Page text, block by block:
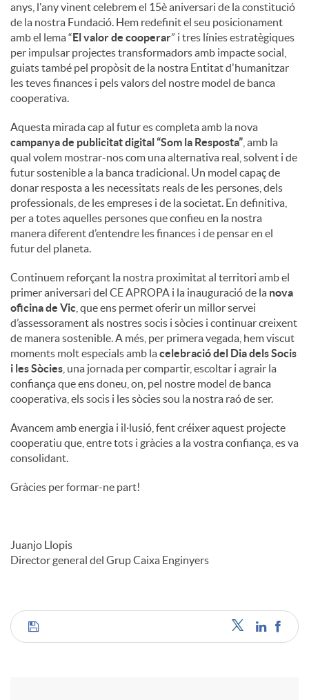
anys, l'any vinent celebrem el 15è aniversari de la constitució
de la nostra Fundació. Hem redefinit el seu posicionament
amb el lema “ El valor de cooperar” i tres línies estratègiques
per impulsar projectes transformadors amb impacte social,
guiats també pel propòsit de la nostra Entitat d'humanitzar
les teves finances i pels valors del nostre model de banca
cooperativa.
Aquesta mirada cap al futur es completa amb la nova
campanya de publicitat digital “Som la Resposta” , amb la
qual volem mostrar-nos com una alternativa real, solvent i de
futur sostenible a la banca tradicional. Un model capaç de
donar resposta a les necessitats reals de les persones, dels
professionals, de les empreses i de la societat. En definitiva,
per a totes aquelles persones que confieu en la nostra
manera diferent d’entendre les finances i de pensar en el
futur del planeta.
Continuem reforçant la nostra proximitat al territori amb el
primer aniversari del CE APROPA i la inauguració de la nova
oficina de Vic , que ens permet oferir un millor servei
d’assessorament als nostres socis i sòcies i continuar creixent
de manera sostenible. A més, per primera vegada, hem viscut
moments molt especials amb lacelebració del Dia dels Socis
i les Sòcies , una jornada per compartir, escoltar i agrair la
confiança que ens doneu, on, pel nostre model de banca
cooperativa, els socis i les sòcies sou la nostra raó de ser.
Avancem amb energia i il·lusió, fent créixer aquest projecte
cooperatiu que, entre tots i gràcies a la vostra confiança, es va
consolidant.
Gràcies per formar-ne part!
Juanjo Llopis
Director general del Grup Caixa Enginyers
C